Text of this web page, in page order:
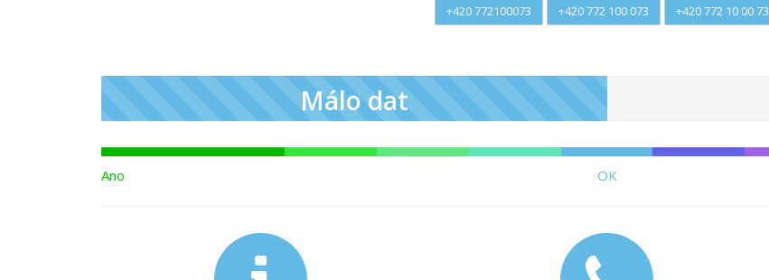
+420 772100073 +420 772 100 073 +420 772 10 00 73
Málo dat
Ano OK